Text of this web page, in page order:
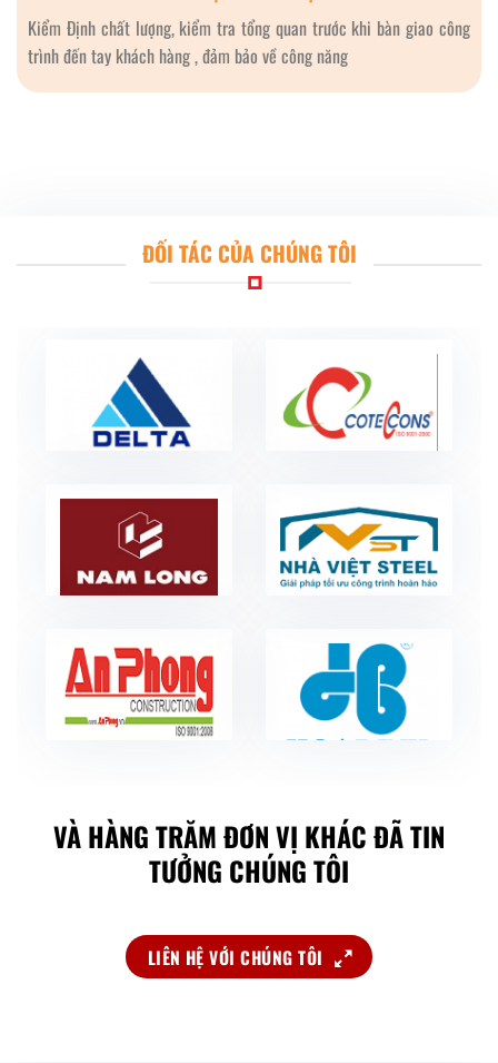
Kiểm Định chất lượng, kiểm tra tổng quan trước khi bàn giao công
trình đến tay khách hàng , đảm bảo về công năng
ĐỐI TÁC CỦA CHÚNG TÔI
VÀ HÀNG TRĂM ĐƠN VỊ KHÁC ĐÃ TIN
TƯỞNG CHÚNG TÔI
LIÊN HỆ VỚI CHÚNG TÔI